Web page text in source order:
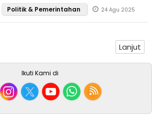
Politik & Pemerintahan 24 Agu 2025
Lanjut
Ikuti Kami di